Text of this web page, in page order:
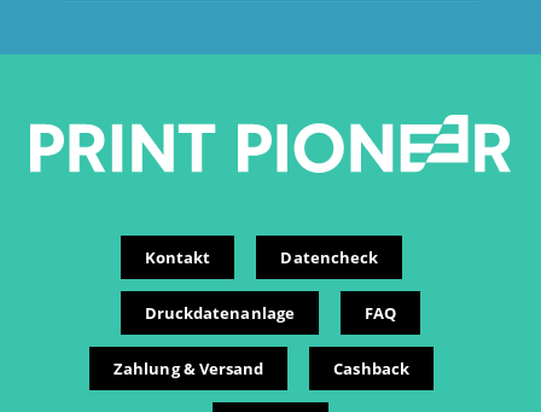
Kontakt Datencheck
Druckdatenanlage FAQ
Zahlung & Versand Cashback